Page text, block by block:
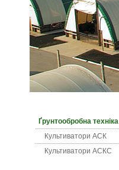
Ґрунтообробна техніка
Культиватори АСК
Культиватори АСКС